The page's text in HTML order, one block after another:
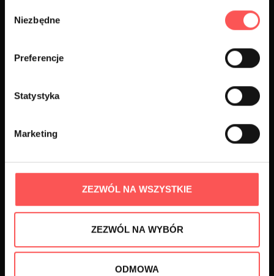
zgody
Niezbędne
Preferencje
Statystyka
Marketing
ZEZWÓL NA WSZYSTKIE
ZEZWÓL NA WYBÓR
ODMOWA
O NAS